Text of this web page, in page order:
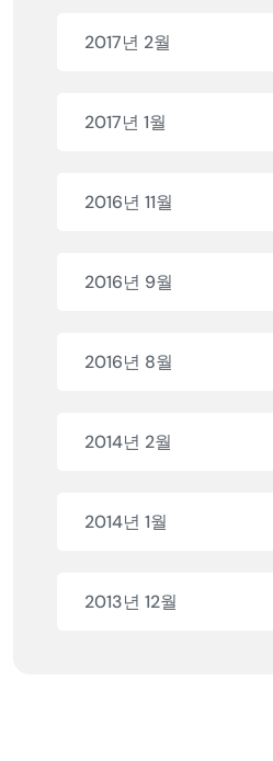
2017년 2월
2017년 1월
2016년 11월
2016년 9월
2016년 8월
2014년 2월
2014년 1월
2013년 12월